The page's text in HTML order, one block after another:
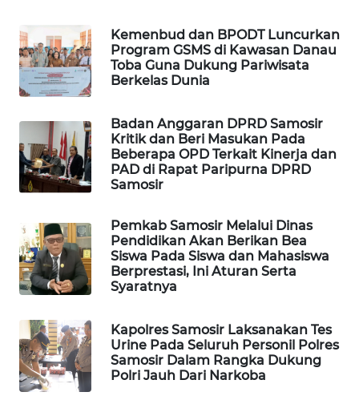
Kemenbud dan BPODT Luncurkan
Program GSMS di Kawasan Danau
Toba Guna Dukung Pariwisata
Berkelas Dunia
Badan Anggaran DPRD Samosir
Kritik dan Beri Masukan Pada
Beberapa OPD Terkait Kinerja dan
PAD di Rapat Paripurna DPRD
Samosir
Pemkab Samosir Melalui Dinas
Pendidikan Akan Berikan Bea
Siswa Pada Siswa dan Mahasiswa
Berprestasi, Ini Aturan Serta
Syaratnya
Kapolres Samosir Laksanakan Tes
Urine Pada Seluruh Personil Polres
Samosir Dalam Rangka Dukung
Polri Jauh Dari Narkoba
NEWS
BERAMPU
NEWS
ANUGERAH
NEWS
AKHLAK
PERAPKI
NEWS
ASA
NEWS